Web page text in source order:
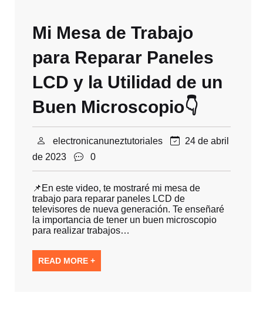
Mi Mesa de Trabajo
para Reparar Paneles
LCD y la Utilidad de un
Buen Microscopio👇
electronicanuneztutoriales
24 de abril
de 2023
0
📌En este video, te mostraré mi mesa de
trabajo para reparar paneles LCD de
televisores de nueva generación. Te enseñaré
la importancia de tener un buen microscopio
para realizar trabajos…
READ MORE +